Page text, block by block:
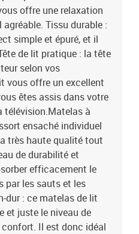
est recouvert d'un tissu
qui le rend souple et confortable.
le matelas ne peut pas être
ouvert.Chaque produit est livré
la boîte pour un montage
: tissu (100% polyester), bois
d'ingénierieDimensions : 203
de lit :Couleur : blanc et
de remplissage :
: 80 x 200 x 20 cm (l x L x
du sur-matelas :
remplissage :
cm (l x L x H)La livraison
lit avec oreilles1 x matelas1 x
offre une relaxation
Tissu durable :
simple et épuré, et il
de lit pratique : la tête
selon vos
vous offre un excellent
êtes assis dans votre
télévision.Matelas à
ensaché individuel
très haute qualité tout
de durabilité et
efficacement le
par les sauts et les
dur : ce matelas de lit
et juste le niveau de
Il est donc idéal